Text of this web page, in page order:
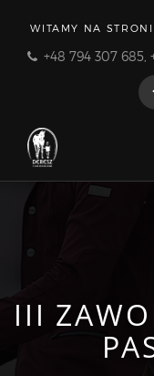
WITAMY NA
+48 794 307 685,
III